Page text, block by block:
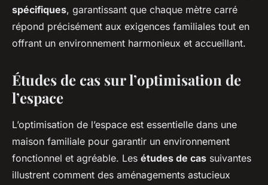
spécifiques, garantissant que chaque mètre carré
répond précisément aux exigences familiales tout en
offrant un environnement harmonieux et accueillant.
Études de cas sur l’optimisation de
l’espace
L’optimisation de l’espace est essentielle dans une
maison familiale pour garantir un environnement
fonctionnel et agréable. Les études de cas suivantes
illustrent comment des aménagements astucieux